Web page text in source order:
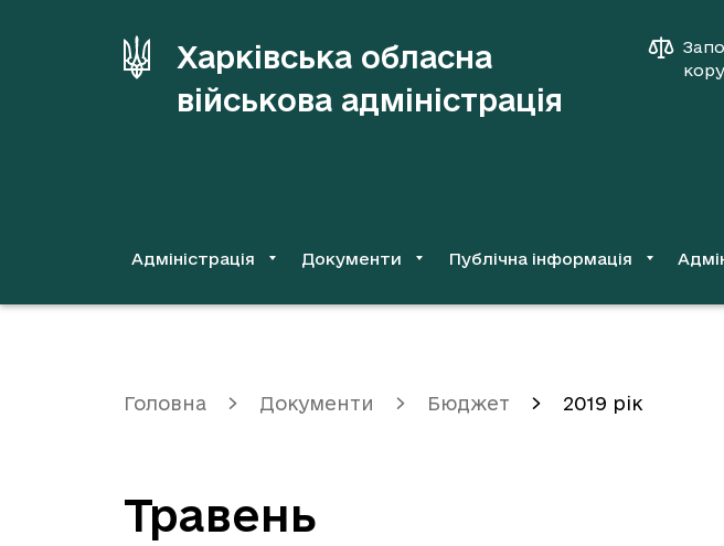
Харківська обласна
військова адміністрація
Адміністрація Документи Публічна інформація
Головна Документи Бюджет 2019 рік
Травень